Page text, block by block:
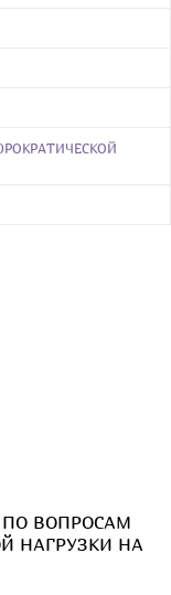
ВОПРОСАМ
НАГРУЗКИ НА